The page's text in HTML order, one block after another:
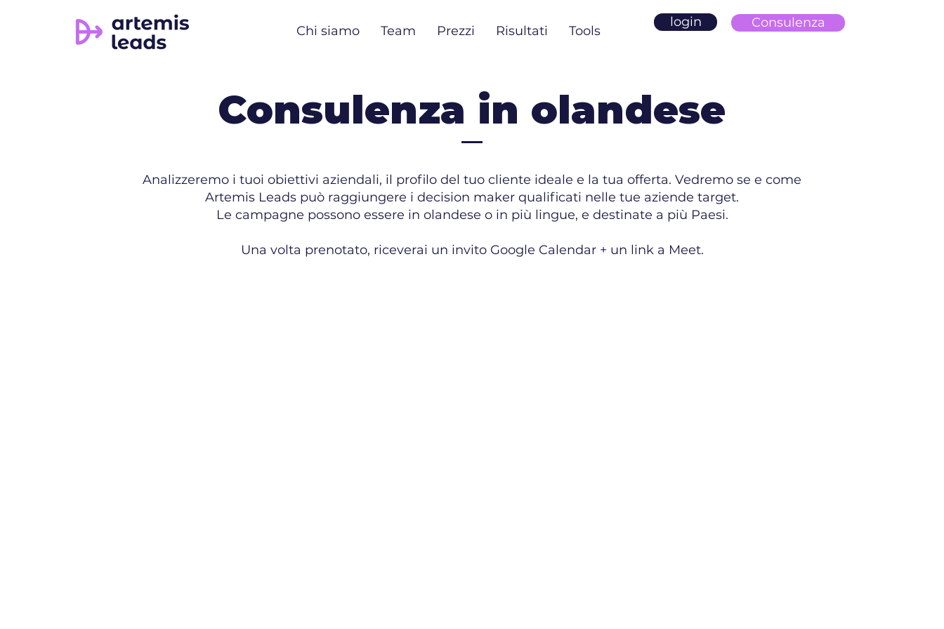
Chi siamo Team Prezzi Risultati Tools
login Consulenza
Consulenza in olandese
Analizzeremo i tuoi obiettivi aziendali, il profilo del tuo cliente ideale e la tua offerta. Vedremo se e come
Artemis Leads può raggiungere i decision maker qualificati nelle tue aziende target.
Le campagne possono essere in olandese o in più lingue, e destinate a più Paesi.
Una volta prenotato, riceverai un invito Google Calendar + un link a Meet.